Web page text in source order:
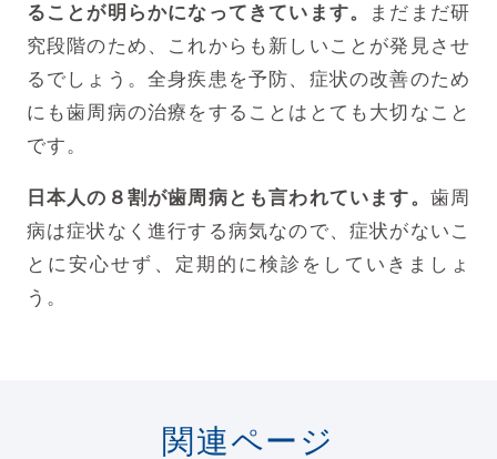
ることが明らかになってきています。
まだまだ研
究段階のため、これからも新しいことが発見させ
るでしょう。全身疾患を予防、症状の改善のため
にも歯周病の治療をすることはとても大切なこと
です。
日本人の８割が歯周病とも言われています。 歯周
病は症状なく進行する病気なので、症状がないこ
とに安心せず、定期的に検診をしていきましょ
う。
関連ページ